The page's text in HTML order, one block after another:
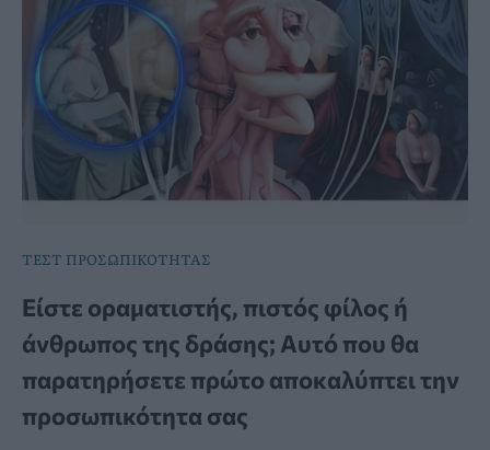
ΤΕΣΤ ΠΡΟΣΩΠΙΚΟΤΗΤΑΣ
Είστε οραματιστής, πιστός φίλος ή
άνθρωπος της δράσης; Αυτό που θα
παρατηρήσετε πρώτο αποκαλύπτει την
προσωπικότητα σας